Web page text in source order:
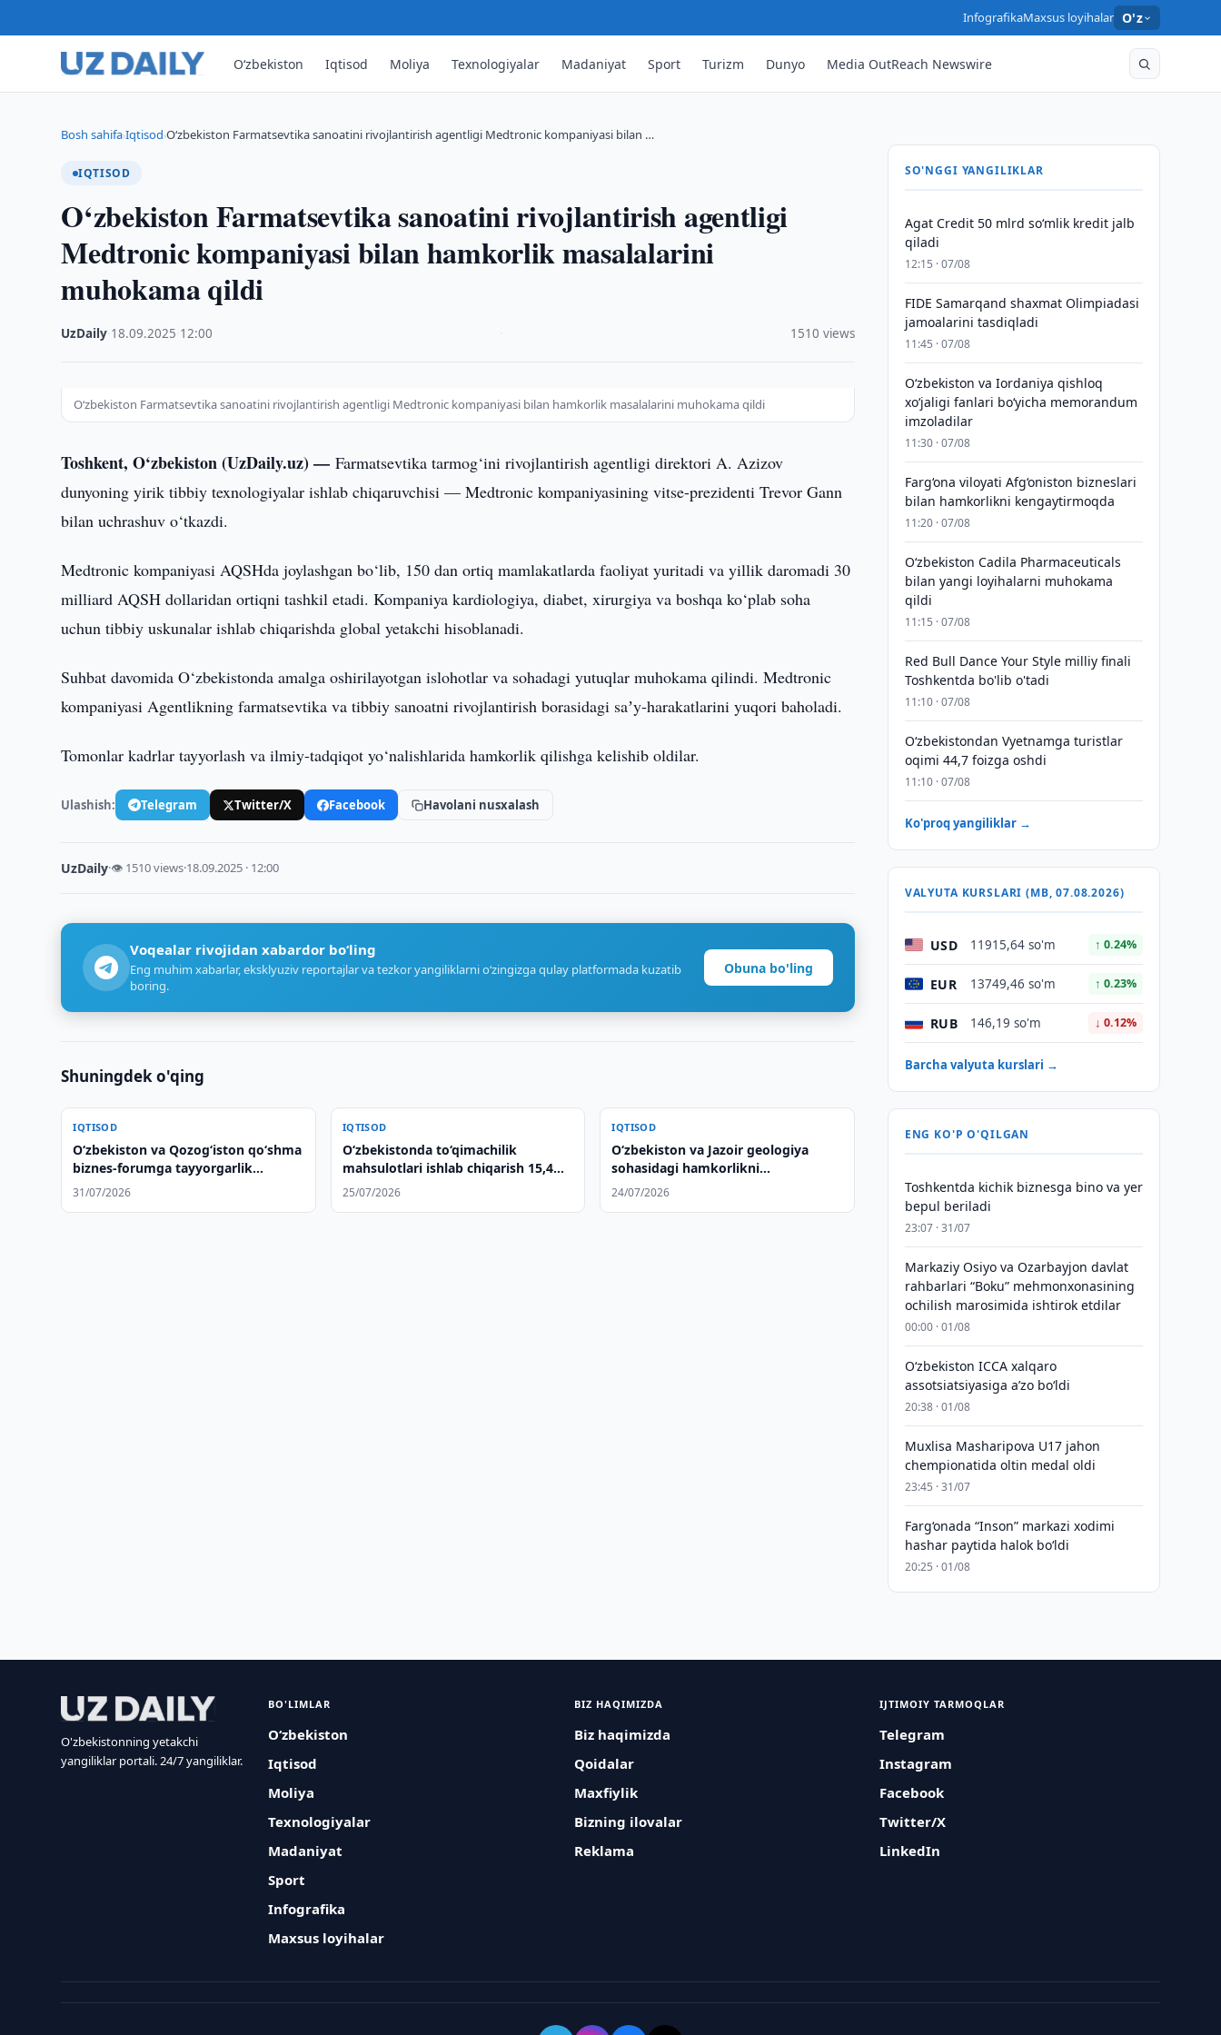
InfografikaMaxsus loyihalar O'z
O‘zbekiston Iqtisod Moliya Texnologiyalar Madaniyat Sport Turizm Dunyo Media OutReach Newswire
Bosh sahifa›Iqtisod›O‘zbekiston Farmatsevtika sanoatini rivojlantirish agentligi Medtronic kompaniyasi bilan …
IQTISOD
O‘zbekiston Farmatsevtika sanoatini rivojlantirish agentligi
Medtronic kompaniyasi bilan hamkorlik masalalarini
muhokama qildi
UzDaily 18.09.2025 12:00 1510 views
O‘zbekiston Farmatsevtika sanoatini rivojlantirish agentligi Medtronic kompaniyasi bilan hamkorlik masalalarini muhokama qildi
Toshkent, O‘zbekiston (UzDaily.uz) —Farmatsevtika tarmog‘ini rivojlantirish agentligi direktori A. Azizov
dunyoning yirik tibbiy texnologiyalar ishlab chiqaruvchisi — Medtronic kompaniyasining vitse-prezidenti Trevor Gann
bilan uchrashuv o‘tkazdi.
Medtronic kompaniyasi AQSHda joylashgan bo‘lib, 150 dan ortiq mamlakatlarda faoliyat yuritadi va yillik daromadi 30
milliard AQSH dollaridan ortiqni tashkil etadi. Kompaniya kardiologiya, diabet, xirurgiya va boshqa ko‘plab soha
uchun tibbiy uskunalar ishlab chiqarishda global yetakchi hisoblanadi.
Suhbat davomida O‘zbekistonda amalga oshirilayotgan islohotlar va sohadagi yutuqlar muhokama qilindi. Medtronic
kompaniyasi Agentlikning farmatsevtika va tibbiy sanoatni rivojlantirish borasidagi saʼy-harakatlarini yuqori baholadi.
Tomonlar kadrlar tayyorlash va ilmiy-tadqiqot yo‘nalishlarida hamkorlik qilishga kelishib oldilar.
Ulashish: Telegram Twitter/X Facebook Havolani nusxalash
UzDaily·👁 1510 views·18.09.2025 · 12:00
Voqealar rivojidan xabardor bo‘ling
Eng muhim xabarlar, eksklyuziv reportajlar va tezkor yangiliklarni o‘zingizga qulay platformada kuzatib
boring.
Obuna bo'ling
Shuningdek o'qing
IQTISOD
O‘zbekiston va Qozog‘iston qo‘shma
biznes-forumga tayyorgarlik
ko‘rmoqda
31/07/2026
IQTISOD
O‘zbekistonda to‘qimachilik
mahsulotlari ishlab chiqarish 15,4
foizga oshdi
25/07/2026
IQTISOD
Oʻzbekiston va Jazoir geologiya
sohasidagi hamkorlikni
kengaytirmoqda
24/07/2026
SO'NGGI YANGILIKLAR
Agat Credit 50 mlrd so‘mlik kredit jalb
qiladi
12:15 · 07/08
FIDE Samarqand shaxmat Olimpiadasi
jamoalarini tasdiqladi
11:45 · 07/08
Oʻzbekiston va Iordaniya qishloq
xoʻjaligi fanlari boʻyicha memorandum
imzoladilar
11:30 · 07/08
Farg‘ona viloyati Afg‘oniston bizneslari
bilan hamkorlikni kengaytirmoqda
11:20 · 07/08
Oʻzbekiston Cadila Pharmaceuticals
bilan yangi loyihalarni muhokama
qildi
11:15 · 07/08
Red Bull Dance Your Style milliy finali
Toshkentda bo'lib o'tadi
11:10 · 07/08
O‘zbekistondan Vyetnamga turistlar
oqimi 44,7 foizga oshdi
11:10 · 07/08
Ko'proq yangiliklar →
VALYUTA KURSLARI (MB, 07.08.2026)
USD 11915,64 so'm ↑ 0.24%
EUR 13749,46 so'm ↑ 0.23%
RUB 146,19 so'm ↓ 0.12%
Barcha valyuta kurslari →
ENG KO'P O'QILGAN
Toshkentda kichik biznesga bino va yer
bepul beriladi
23:07 · 31/07
Markaziy Osiyo va Ozarbayjon davlat
rahbarlari “Boku” mehmonxonasining
ochilish marosimida ishtirok etdilar
00:00 · 01/08
O‘zbekiston ICCA xalqaro
assotsiatsiyasiga aʼzo bo‘ldi
20:38 · 01/08
Muxlisa Masharipova U17 jahon
chempionatida oltin medal oldi
23:45 · 31/07
Farg‘onada “Inson” markazi xodimi
hashar paytida halok bo‘ldi
20:25 · 01/08
O'zbekistonning yetakchi
yangiliklar portali. 24/7 yangiliklar.
BO'LIMLAR
O‘zbekiston
Iqtisod
Moliya
Texnologiyalar
Madaniyat
Sport
Infografika
Maxsus loyihalar
BIZ HAQIMIZDA
Biz haqimizda
Qoidalar
Maxfiylik
Bizning ilovalar
Reklama
IJTIMOIY TARMOQLAR
Telegram
Instagram
Facebook
Twitter/X
LinkedIn